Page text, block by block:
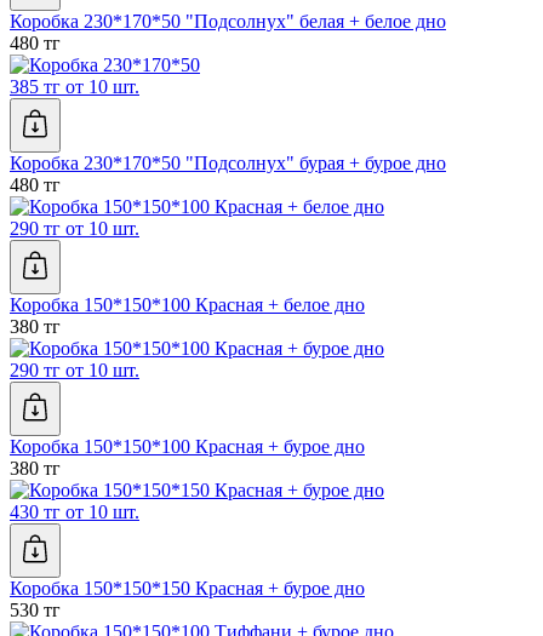
Коробка 230*170*50 "Подсолнух" белая + белое дно
480 тг
385 тг от 10 шт.
Коробка 230*170*50 "Подсолнух" бурая + бурое дно
480 тг
290 тг от 10 шт.
Коробка 150*150*100 Красная + белое дно
380 тг
290 тг от 10 шт.
Коробка 150*150*100 Красная + бурое дно
380 тг
430 тг от 10 шт.
Коробка 150*150*150 Красная + бурое дно
530 тг